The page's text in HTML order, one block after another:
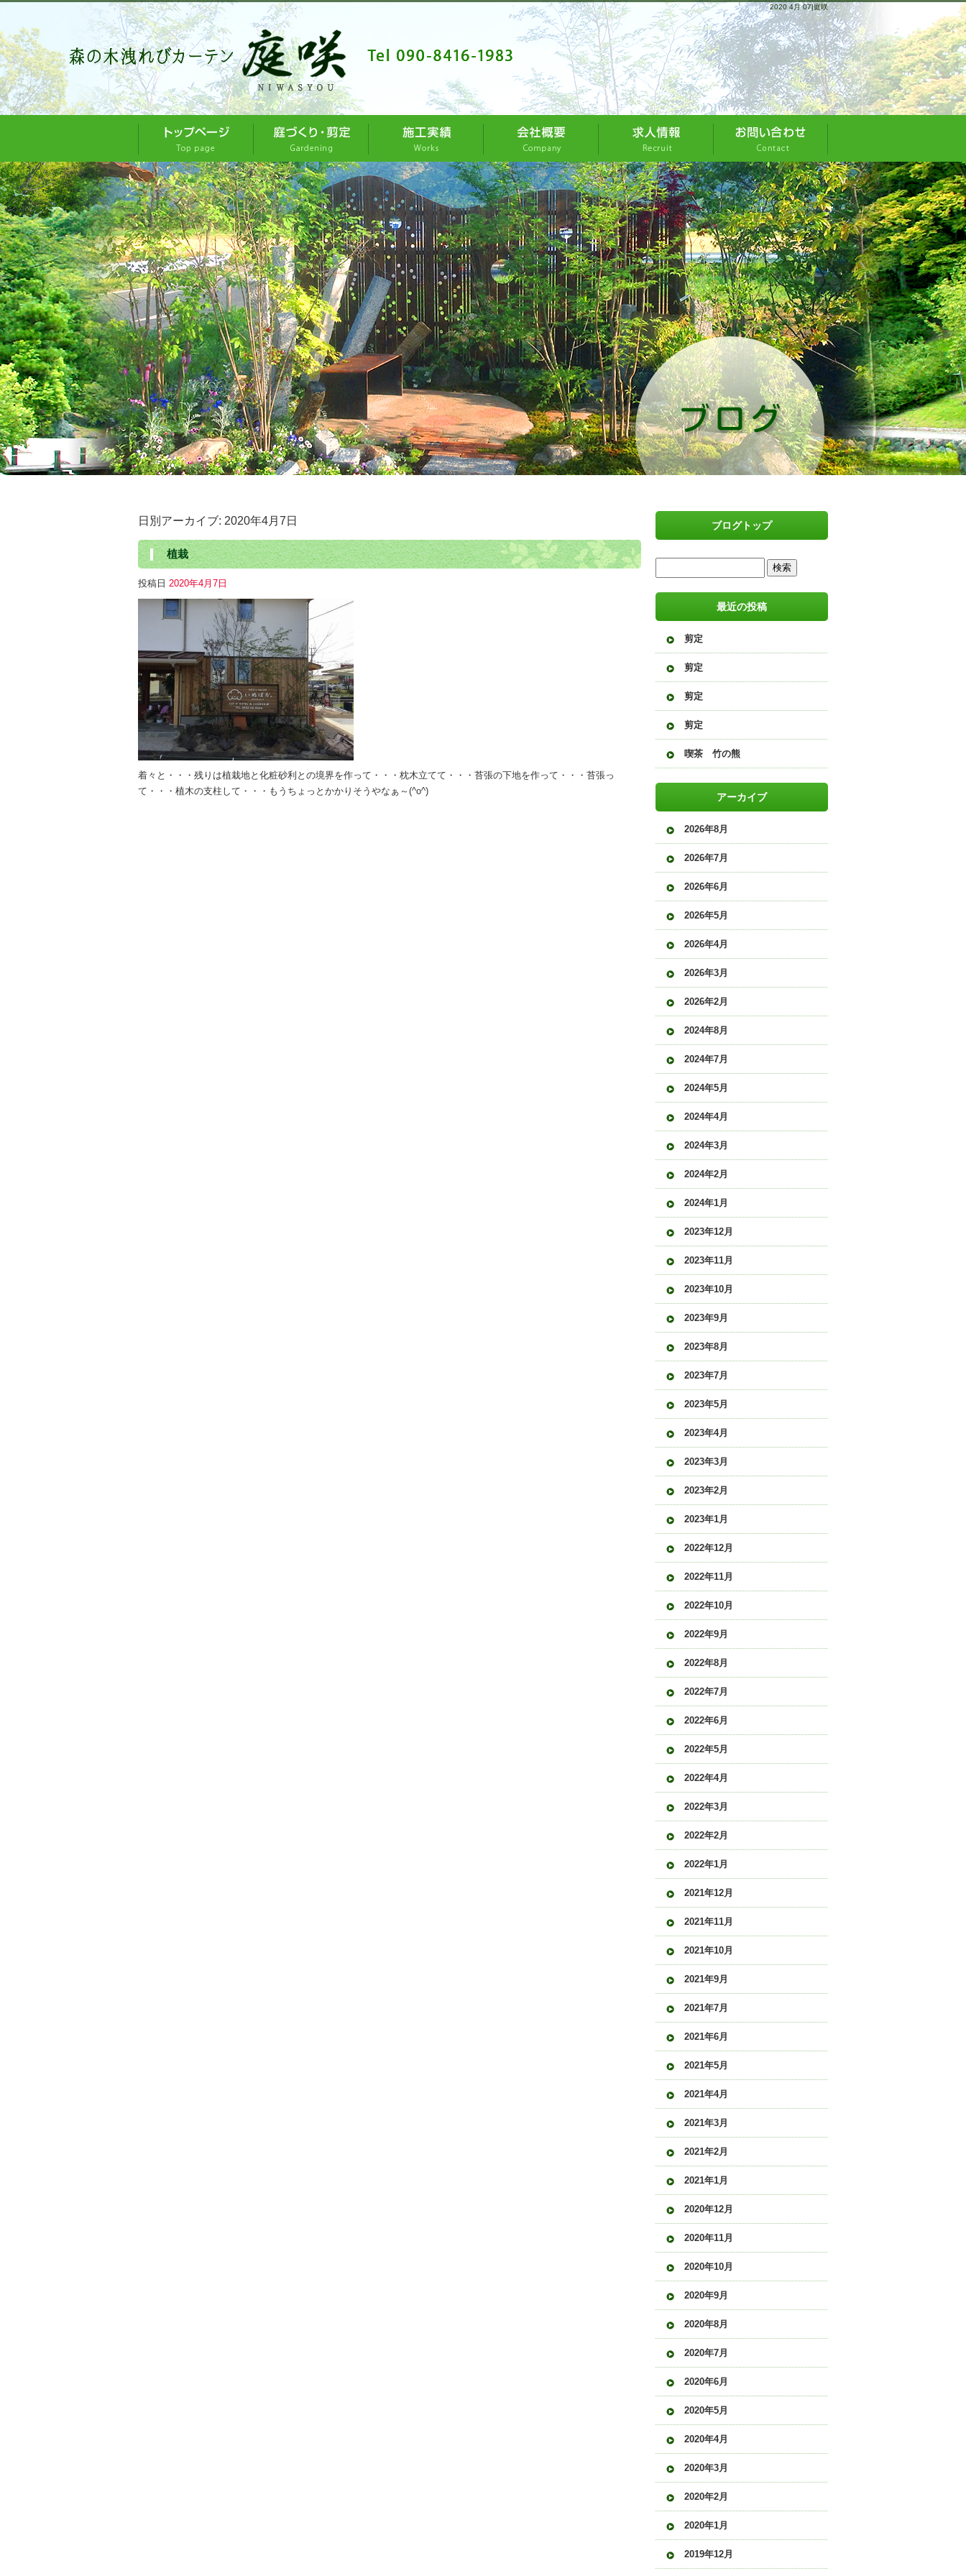
2020 4月 07|庭咲
日別アーカイブ: 2020年4月7日
植栽
投稿日 2020年4月7日
着々と・・・残りは植栽地と化粧砂利との境界を作って・・・枕木立てて・・・苔張の下地を作って・・・苔張っ
て・・・植木の支柱して・・・もうちょっとかかりそうやなぁ～(^o^)
ブログトップ
最近の投稿
剪定
剪定
剪定
剪定
喫茶 竹の熊
アーカイブ
2026年8月
2026年7月
2026年6月
2026年5月
2026年4月
2026年3月
2026年2月
2024年8月
2024年7月
2024年5月
2024年4月
2024年3月
2024年2月
2024年1月
2023年12月
2023年11月
2023年10月
2023年9月
2023年8月
2023年7月
2023年5月
2023年4月
2023年3月
2023年2月
2023年1月
2022年12月
2022年11月
2022年10月
2022年9月
2022年8月
2022年7月
2022年6月
2022年5月
2022年4月
2022年3月
2022年2月
2022年1月
2021年12月
2021年11月
2021年10月
2021年9月
2021年7月
2021年6月
2021年5月
2021年4月
2021年3月
2021年2月
2021年1月
2020年12月
2020年11月
2020年10月
2020年9月
2020年8月
2020年7月
2020年6月
2020年5月
2020年4月
2020年3月
2020年2月
2020年1月
2019年12月